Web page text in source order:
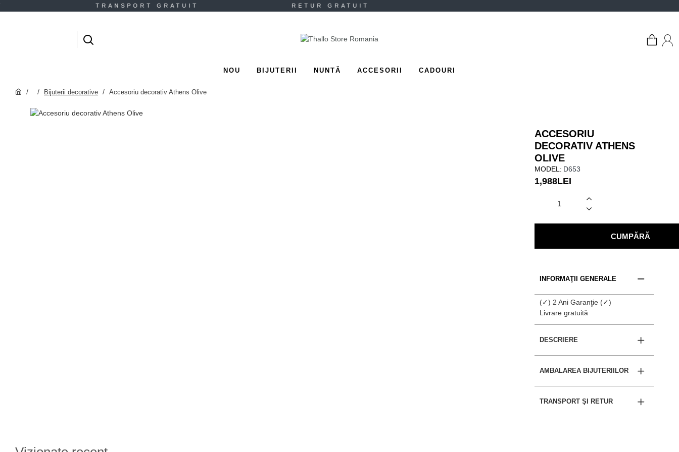
TRANSPORT GRATUIT RETUR GRATUIT
NOU BIJUTERII NUNTĂ ACCESORII CADOURI
Bijuterii decorative Accesoriu decorativ Athens Olive
ACCESORIU
DECORATIV ATHENS
OLIVE
1,988LEI
MODEL: D653
CUMPĂRĂ
INFORMAŢII GENERALE
(✓) 2 Ani Garanţie (✓)
Livrare gratuită
DESCRIERE
AMBALAREA BIJUTERIILOR
TRANSPORT ŞI RETUR